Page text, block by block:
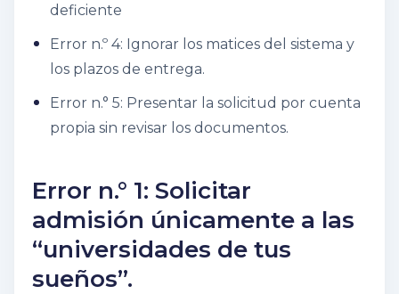
deficiente
Error n.º 4: Ignorar los matices del sistema y
los plazos de entrega.
Error n.° 5: Presentar la solicitud por cuenta
propia sin revisar los documentos.
Error n.° 1: Solicitar
admisión únicamente a las
“universidades de tus
sueños”.